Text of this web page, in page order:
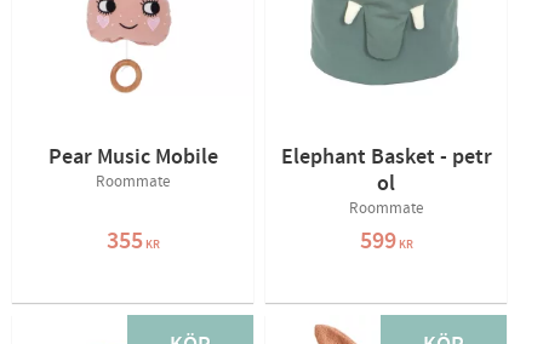
Pear Music Mobile
Roommate
355KR
Elephant Basket - petr
ol
Roommate
599KR